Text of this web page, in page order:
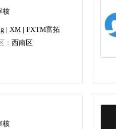
| XM | FXTM富拓
： 西南区